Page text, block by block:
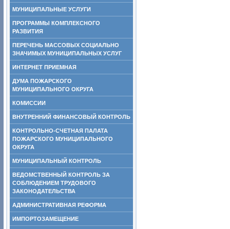
МУНИЦИПАЛЬНЫЕ УСЛУГИ
ПРОГРАММЫ КОМПЛЕКСНОГО
РАЗВИТИЯ
ПЕРЕЧЕНЬ МАССОВЫХ СОЦИАЛЬНО
ЗНАЧИМЫХ МУНИЦИПАЛЬНЫХ УСЛУГ
ИНТЕРНЕТ ПРИЕМНАЯ
ДУМА ПОЖАРСКОГО
МУНИЦИПАЛЬНОГО ОКРУГА
КОМИССИИ
ВНУТРЕННИЙ ФИНАНСОВЫЙ КОНТРОЛЬ
КОНТРОЛЬНО-СЧЕТНАЯ ПАЛАТА
ПОЖАРСКОГО МУНИЦИПАЛЬНОГО
ОКРУГА
МУНИЦИПАЛЬНЫЙ КОНТРОЛЬ
ВЕДОМСТВЕННЫЙ КОНТРОЛЬ ЗА
СОБЛЮДЕНИЕМ ТРУДОВОГО
ЗАКОНОДАТЕЛЬСТВА
АДМИНИСТРАТИВНАЯ РЕФОРМА
ИМПОРТОЗАМЕЩЕНИЕ